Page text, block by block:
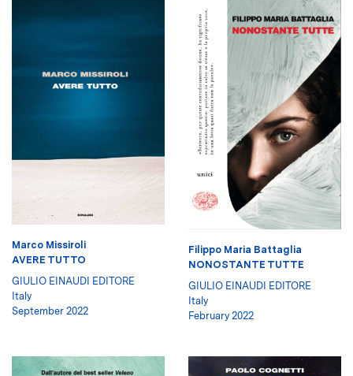
Marco Missiroli
AVERE TUTTO
GIULIO EINAUDI EDITORE
Italy
September 2022
Filippo Maria Battaglia
NONOSTANTE TUTTE
GIULIO EINAUDI EDITORE
Italy
February 2022